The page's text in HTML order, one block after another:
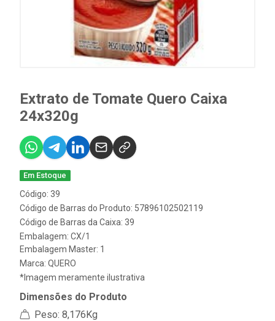
Extrato de Tomate Quero Caixa
24x320g
Em Estoque
Código: 39
Código de Barras do Produto: 57896102502119
Código de Barras da Caixa: 39
Embalagem: CX/1
Embalagem Master: 1
Marca: QUERO
*Imagem meramente ilustrativa
Dimensões do Produto
Peso: 8,176Kg